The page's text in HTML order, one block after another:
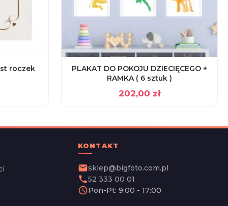
roczek
PLAKAT DO POKOJU DZIECIĘCEGO +
RAMKA ( 6 sztuk )
202,00 zł
KONTAKT
emailsklep@bigfoto.com.pl
phone52 333 00 01
schedulePon-Pt: 9:00 - 17:00